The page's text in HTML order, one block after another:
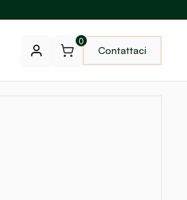
0
Contattaci